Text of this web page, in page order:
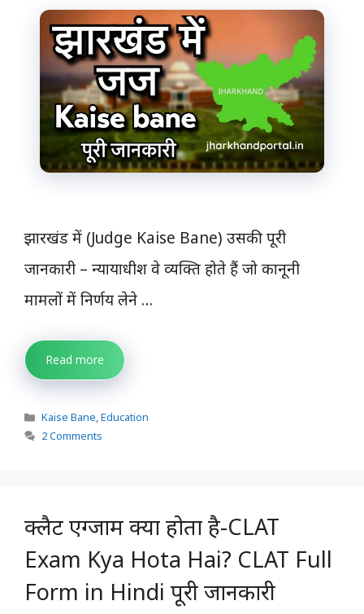
झारखंड में (Judge Kaise Bane) उसकी पूरी
जानकारी – न्यायाधीश वे व्यक्ति होते हैं जो कानूनी
मामलों में निर्णय लेने …
Read more
Categories
Kaise Bane,Education
2 Comments
क्लैट एग्जाम क्या होता है-CLAT
Exam Kya Hota Hai? CLAT Full
Form in Hindi पूरी जानकारी